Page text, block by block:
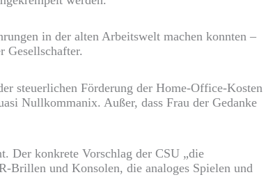
in der alten Arbeitswelt machen konnten –
Gesellschafter.
steuerlichen Förderung der Home-Office-Kosten
Nullkommanix. Außer, dass Frau der Gedanke
Der konkrete Vorschlag der CSU „die
Brillen und Konsolen, die analoges Spielen und